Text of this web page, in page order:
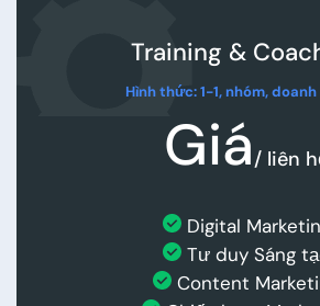
Training &
Hình thức: 1-1, nhóm,
Giá/ liên
Digital
Tư duy Sáng
Content